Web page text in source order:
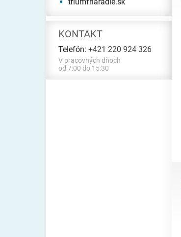
KONTAKT
Telefón: +421 220 924 326
V pracovných dňoch
od 7:00 do 15:30